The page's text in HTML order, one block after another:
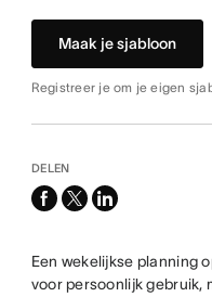
Maak je sjabloon
Registreer je om je eigen
DELEN
facebook
x-
linkedin
Een wekelijkse planning
voor persoonlijk gebruik,